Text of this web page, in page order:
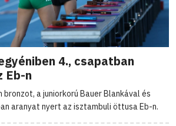
4., csapatban
Eb-n
bronzot, a juniorkorú Bauer Blankával és
aranyat nyert az isztambuli öttusa Eb-n.